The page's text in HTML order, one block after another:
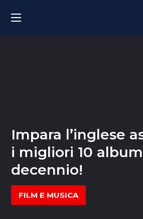
Impara l’inglese
i migliori 10
decennio!
FILM E MUSICA